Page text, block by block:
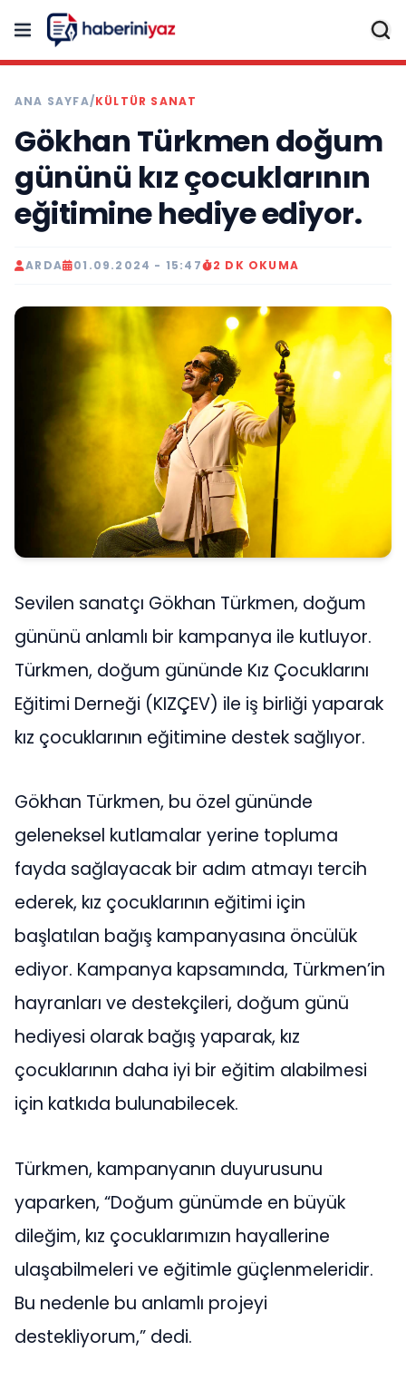
ANA SAYFA/KÜLTÜR SANAT
Gökhan Türkmen doğum
gününü kız çocuklarının
eğitimine hediye ediyor.
ARDA 01.09.2024 - 15:47 2 DK OKUMA
Sevilen sanatçı Gökhan Türkmen, doğum
gününü anlamlı bir kampanya ile kutluyor.
Türkmen, doğum gününde Kız Çocuklarını
Eğitimi Derneği (KIZÇEV) ile iş birliği yaparak
kız çocuklarının eğitimine destek sağlıyor.
Gökhan Türkmen, bu özel gününde
geleneksel kutlamalar yerine topluma
fayda sağlayacak bir adım atmayı tercih
ederek, kız çocuklarının eğitimi için
başlatılan bağış kampanyasına öncülük
ediyor. Kampanya kapsamında, Türkmen’in
hayranları ve destekçileri, doğum günü
hediyesi olarak bağış yaparak, kız
çocuklarının daha iyi bir eğitim alabilmesi
için katkıda bulunabilecek.
Türkmen, kampanyanın duyurusunu
yaparken, “Doğum günümde en büyük
dileğim, kız çocuklarımızın hayallerine
ulaşabilmeleri ve eğitimle güçlenmeleridir.
Bu nedenle bu anlamlı projeyi
destekliyorum,” dedi.